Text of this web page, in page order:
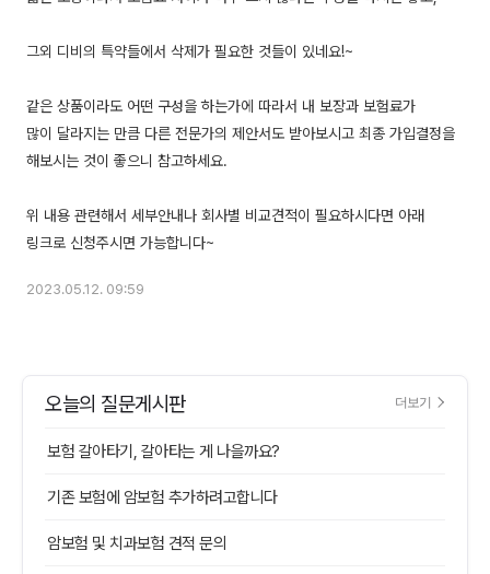
그외 디비의 특약들에서 삭제가 필요한 것들이 있네요!~
같은 상품이라도 어떤 구성을 하는가에 따라서 내 보장과 보험료가
많이 달라지는 만큼 다른 전문가의 제안서도 받아보시고 최종 가입결정을
해보시는 것이 좋으니 참고하세요.
위 내용 관련해서 세부안내나 회사별 비교견적이 필요하시다면 아래
2023.05.12. 09:59
오늘의 질문게시판 더보기
보험 갈아타기, 갈아타는 게 나을까요?
기존 보험에 암보험 추가하려고합니다
암보험 및 치과보험 견적 문의